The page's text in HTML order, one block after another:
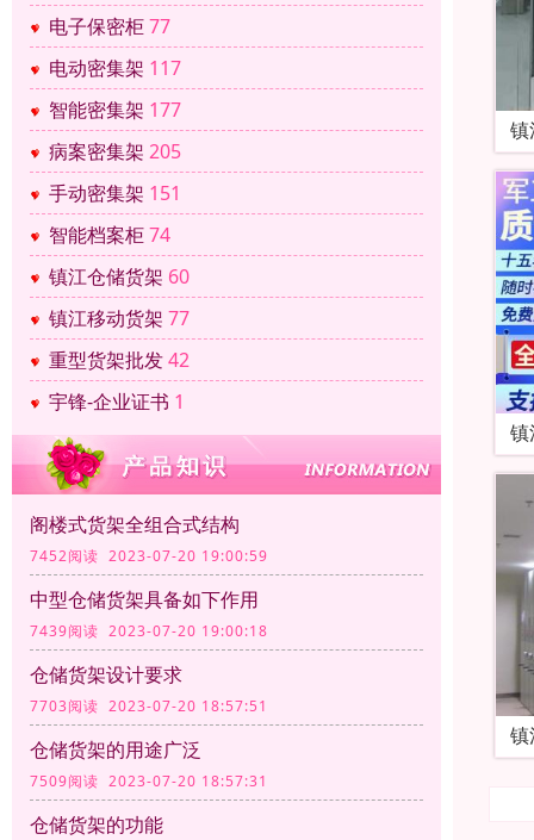
电子保密柜77
电动密集架 117
智能密集架 177
病案密集架 205
手动密集架 151
智能档案柜74
镇江仓储货架 60
镇江移动货架 77
重型货架批发42
宇锋-企业证书 1
阁楼式货架全组合式结构
7452阅读 2023-07-20 19:00:59
中型仓储货架具备如下作用
7439阅读 2023-07-20 19:00:18
仓储货架设计要求
7703阅读 2023-07-20 18:57:51
仓储货架的用途广泛
7509阅读 2023-07-20 18:57:31
仓储货架的功能
镇
镇
镇